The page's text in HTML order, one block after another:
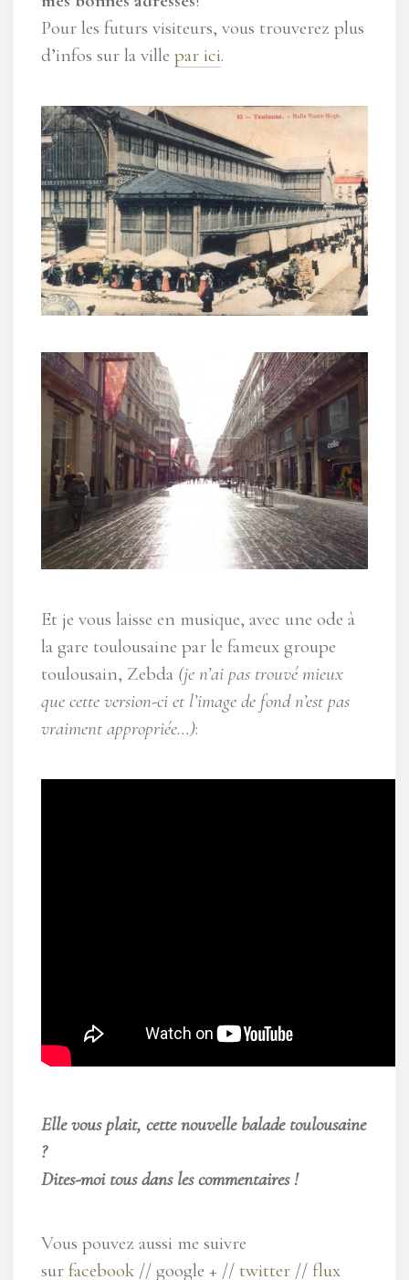
Pour les futurs visiteurs, vous trouverez plus
d’infos sur la ville par ici.
Et je vous laisse en musique, avec une ode à
la gare toulousaine par le fameux groupe
toulousain, Zebda (je n’ai pas trouvé mieux
que cette version-ci et l’image de fond n’est pas
vraiment appropriée…):
Elle vous plait, cette nouvelle balade toulousaine
?
Dites-moi tous dans les commentaires !
Vous pouvez aussi me suivre
sur facebook // google + // twitter // flux